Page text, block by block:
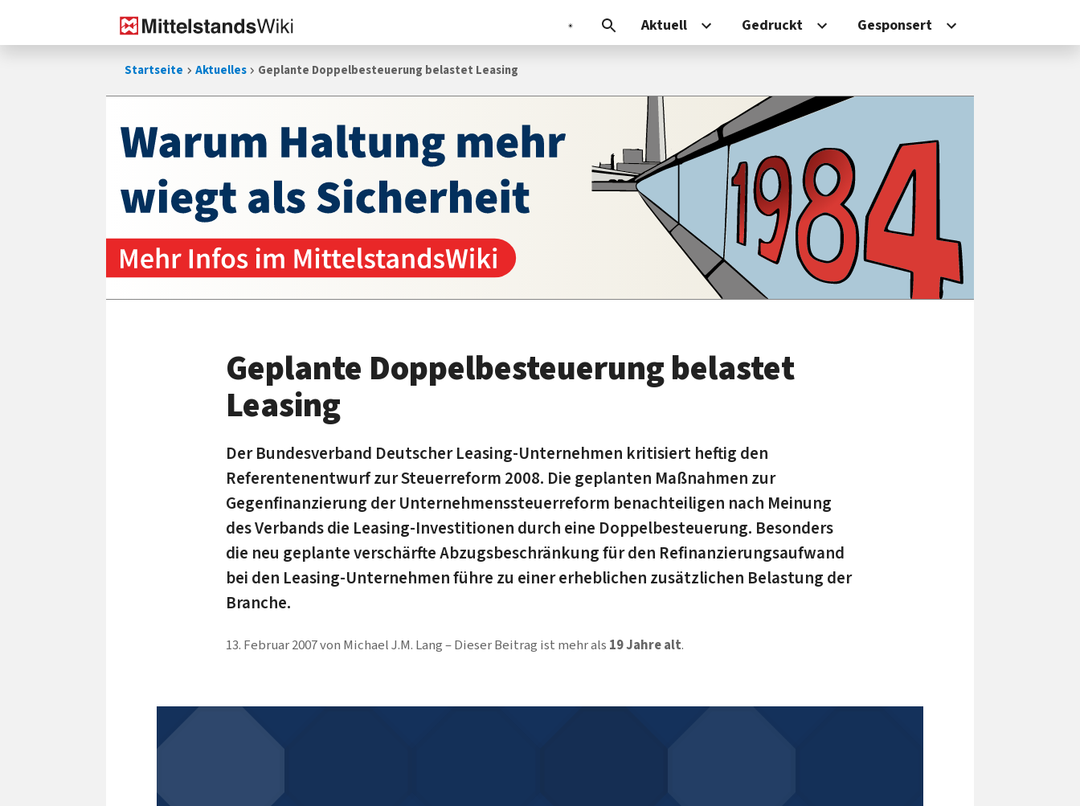
Aktuell Gedruckt Gesponsert
Startseite Aktuelles Geplante Doppelbesteuerung belastet Leasing
Geplante Doppelbesteuerung belastet
Leasing
Der Bundesverband Deutscher Leasing-Unternehmen kritisiert heftig den
Referentenentwurf zur Steuerreform 2008. Die geplanten Maßnahmen zur
Gegenfinanzierung der Unternehmenssteuerreform benachteiligen nach Meinung
des Verbands die Leasing-Investitionen durch eine Doppelbesteuerung. Besonders
die neu geplante verschärfte Abzugsbeschränkung für den Refinanzierungsaufwand
bei den Leasing-Unternehmen führe zu einer erheblichen zusätzlichen Belastung der
Branche.
13. Februar 2007von Michael J.M. Lang Dieser Beitrag ist mehr als 19 Jahre alt.